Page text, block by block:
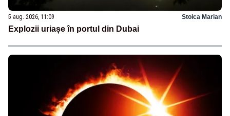
5 aug. 2026, 11:09 Stoica Marian
Explozii uriașe în portul din Dubai